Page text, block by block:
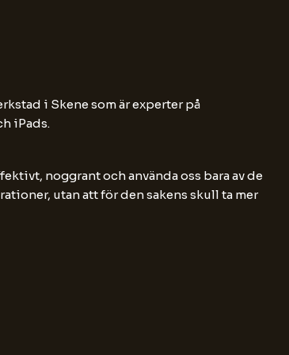
i Skene som är experter på
iPads.
noggrant och använda oss bara av de
utan att för den sakens skull ta mer